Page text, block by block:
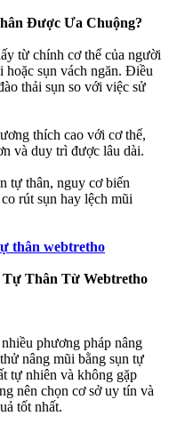
Được Ưa Chuộng?
từ chính cơ thể của người
hoặc sụn vách ngăn. Điều
thải sụn so với việc sử
thích cao với cơ thể,
và duy trì được lâu dài.
tự thân, nguy cơ biến
rút sụn hay lệch mũi
thân webtretho
Tự Thân Từ Webtretho
phương pháp nâng
nâng mũi bằng sụn tự
tự nhiên và không gặp
nên chọn cơ sở uy tín và
tốt nhất.